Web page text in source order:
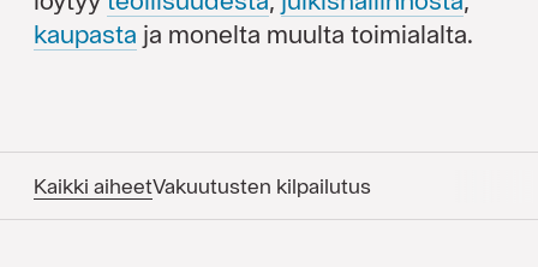
kaupasta ja monelta muulta toimialalta.
Kaikki aiheetVakuutusten kilpailutus